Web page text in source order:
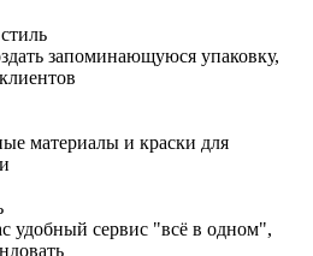
запоминающуюся упаковку,
материалы и краски для
удобный сервис "всё в одном",